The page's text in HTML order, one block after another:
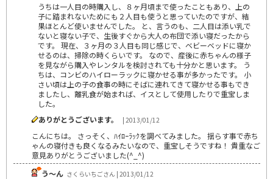
うちは一人目の時購入し、８ヶ月頃まで使ったこともあり、上の
子に踏まれないためにも２人目も使うと思っていたのですが、結
果ほとんど使いませんでした。 と、言うのも、二人目は添い乳で
ないと寝ない子で、生後すぐから大人の布団で添い寝だったから
です。 現在、３ヶ月の３人目も同じ感じで、ベビーベッドに寝か
せるのは、掃除の時くらいです。 なので、産後に赤ちゃんの様子
を見ながら購入やレンタルを検討されても十分かと思います。 う
ちは、コンビのハイローラックに寝かせる事が多かったです。 小
さい頃は上の子の食事の時にそばに連れてきて寝かせる事もでき
ましたし、離乳食が始まれば、イスとして使用したりで重宝しま
した。
ありがとうございます。
| 2013/01/12
こんにちは。 さっそく、ﾊｲﾛｰﾗｯｸを調べてみました。 揺らす事で赤ち
ゃんの寝付きも良くなるみたいなので、重宝しそうですね！ 貴重なご
意見ありがとうございました(^_^)
う～ん さくらいちごさん | 2013/01/12